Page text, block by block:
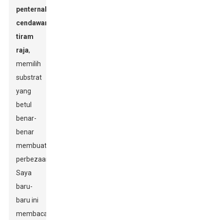
penternakan
cendawan
tiram
raja,
memilih
substrat
yang
betul
benar-
benar
membuat
perbezaan.
Saya
baru-
baru ini
membaca